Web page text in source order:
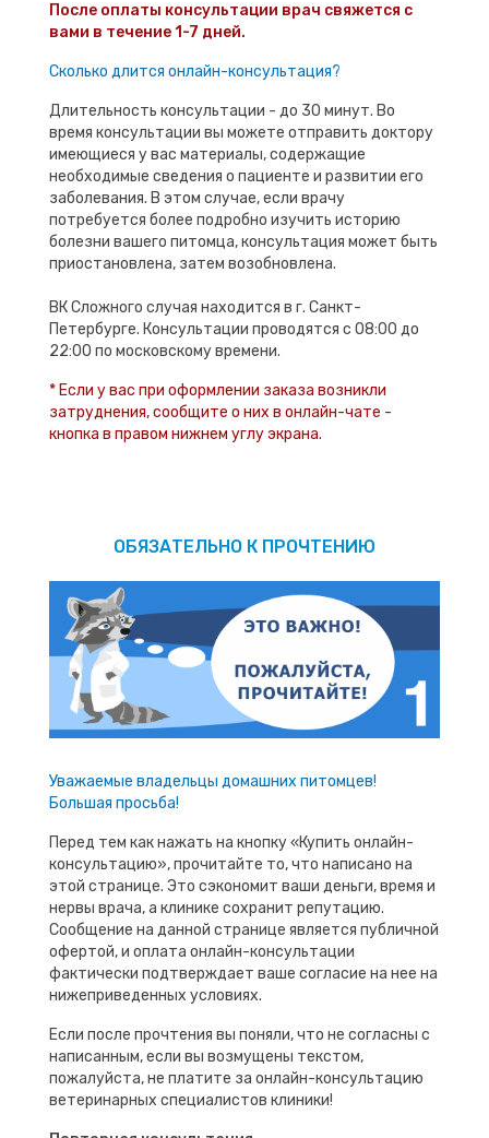
После оплаты консультации врач свяжется с
вами в течение 1-7 дней.
Сколько длится онлайн-консультация?
Длительность консультации - до 30 минут. Во
время консультации вы можете отправить доктору
имеющиеся у вас материалы, содержащие
необходимые сведения о пациенте и развитии его
заболевания. В этом случае, если врачу
потребуется более подробно изучить историю
болезни вашего питомца, консультация может быть
приостановлена, затем возобновлена.
ВК Сложного случая находится в г. Санкт-
Петербурге. Консультации проводятся с 08:00 до
22:00 по московскому времени.
* Если у вас при оформлении заказа возникли
затруднения, сообщите о них в онлайн-чате -
кнопка в правом нижнем углу экрана.
ОБЯЗАТЕЛЬНО К ПРОЧТЕНИЮ
Уважаемые владельцы домашних питомцев!
Большая просьба!
Перед тем как нажать на кнопку «Купить онлайн-
консультацию», прочитайте то, что написано на
этой странице. Это сэкономит ваши деньги, время и
нервы врача, а клинике сохранит репутацию.
Сообщение на данной странице является публичной
офертой, и оплата онлайн-консультации
фактически подтверждает ваше согласие на нее на
нижеприведенных условиях.
Если после прочтения вы поняли, что не согласны с
написанным, если вы возмущены текстом,
пожалуйста, не платите за онлайн-консультацию
ветеринарных специалистов клиники!